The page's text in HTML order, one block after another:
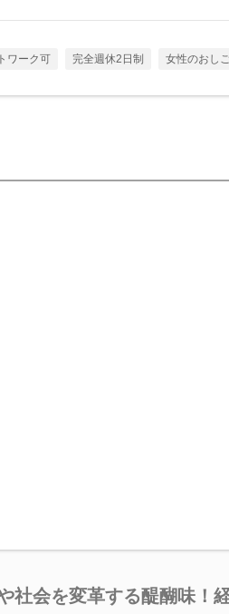
ワーク可 完全週休2日制 女性のおし
社会を変革する醍醐味！